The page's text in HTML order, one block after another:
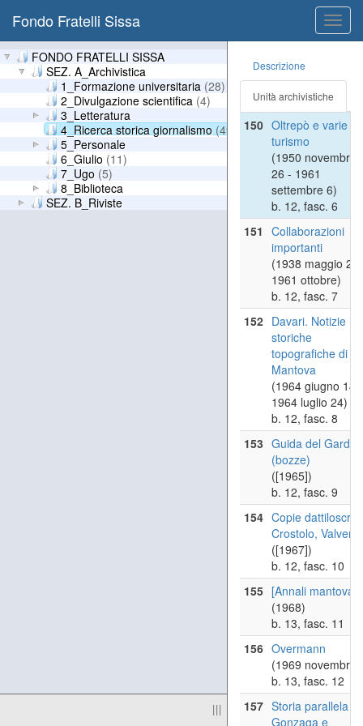
Fondo Fratelli Sissa
FONDO FRATELLI SISSA
SEZ. A_Archivistica
1_Formazione universitaria (28)
2_Divulgazione scientifica (4)
3_Letteratura
4_Ricerca storica giornalismo (49)
5_Personale
6_Giulio (11)
7_Ugo (5)
8_Biblioteca
SEZ. B_Riviste
|||
Descrizione
Unità archivistiche
Dattiloscritti
pubblicati pagina
turismo
(1952 - [1961 ?])
b. 12, fasc. 5
150 Oltrepò e varie
turismo
(1950 novembre
26 - 1961
settembre 6)
b. 12, fasc. 6
151 Collaborazioni
importanti
(1938 maggio 29
1961 ottobre)
b. 12, fasc. 7
152 Davari. Notizie
storiche
topografiche di
Mantova
(1964 giugno 14 -
1964 luglio 24)
b. 12, fasc. 8
153 Guida del Garda
(bozze)
([1965])
b. 12, fasc. 9
154 Copie
Crostolo,
([1967])
b. 12, fasc. 10
155 [Annali
(1968)
b. 13, fasc. 11
156 Overmann
(1969 novembre)
b. 13, fasc. 12
157 Storia parallela di
Gonzaga e